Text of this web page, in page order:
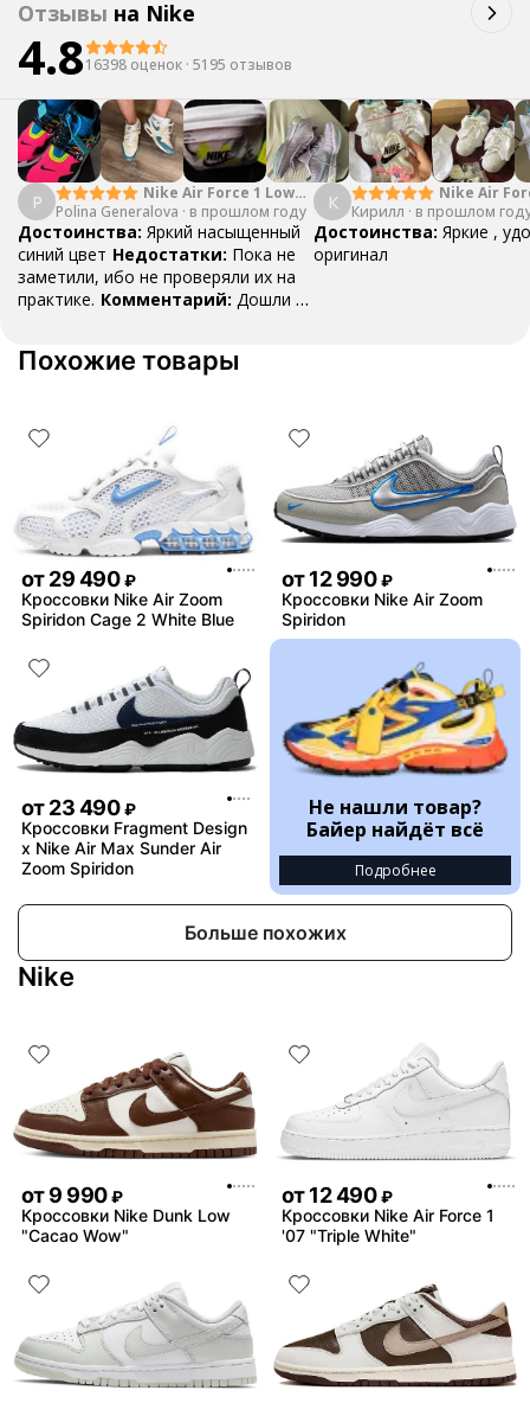
Отзывы на Nike
4.816398 оценок · 5195 отзывов
P
Nike Air Force 1 Low
College Pack White
Blue
Polina Generalova · в прошлом году
Достоинства: Яркий насыщенный
синий цвет Недостатки: Пока не
заметили, ибо не проверяли их на
практике. Комментарий: Дошли за
К
Nike Air
Yellow
Кирилл · в прошлом
Достоинства: Яркие ,
оригинал
Похожие товары
от29 490 ₽
Кроссовки Nike Air Zoom
Spiridon Cage 2 White Blue
от12 990 ₽
Кроссовки Nike Air Zoom
Spiridon
от23 490 ₽
Кроссовки Fragment Design
x Nike Air Max Sunder Air
Zoom Spiridon
Не нашли товар?
Байер найдёт всё
Подробнее
Больше похожих
Nike
от9 990 ₽
Кроссовки Nike Dunk Low
"Cacao Wow"
от12 490 ₽
Кроссовки Nike Air Force 1
'07 "Triple White"